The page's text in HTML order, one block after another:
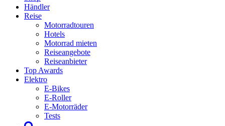
Händler
Reise
Motorradtouren
Hotels
Motorrad mieten
Reiseangebote
Reiseanbieter
Top Awards
Elektro
E-Bikes
E-Roller
E-Motorräder
Tests